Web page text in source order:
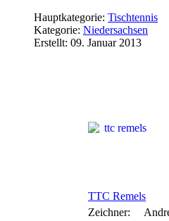
Hauptkategorie: Tischtennis
Kategorie: Niedersachsen
Erstellt: 09. Januar 2013
TTC Remels
Zeichner: